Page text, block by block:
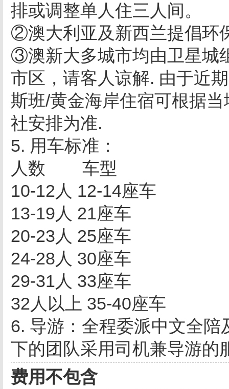
排或调整单人住三人间。
②澳大利亚及新西兰提倡环
③澳新大多城市均由卫星城
市区，请客人谅解. 由于近
斯班/黄金海岸住宿可根据
社安排为准.
5. 用车标准：
人数 车型
10-12人 12-14座车
13-19人 21座车
20-23人 25座车
24-28人 30座车
29-31人 33座车
32人以上 35-40座车
6. 导游：全程委派中文全
下的团队采用司机兼导游的
费用不包含